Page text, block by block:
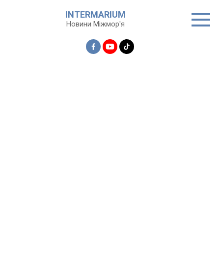
INTERMARIUM
Новини Міжмор'я